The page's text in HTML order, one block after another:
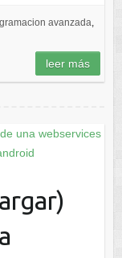
avanzada,
leer más